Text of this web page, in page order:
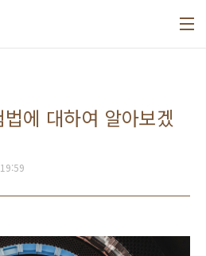
에 대하여 알아보겠